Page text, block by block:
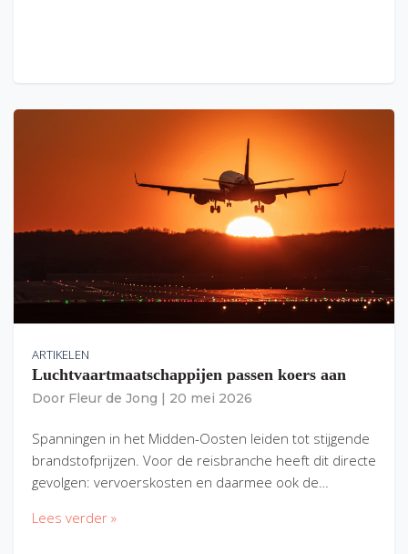
ARTIKELEN
Luchtvaartmaatschappijen passen koers aan
Door Fleur de Jong 20 mei 2026
Spanningen in het Midden-Oosten leiden tot stijgende
brandstofprijzen. Voor de reisbranche heeft dit directe
gevolgen: vervoerskosten en daarmee ook de…
Lees verder »